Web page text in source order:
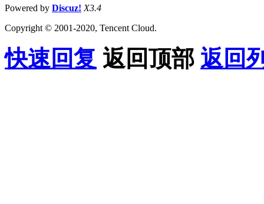
Powered by Discuz! X3.4
Copyright © 2001-2020, Tencent Cloud.
快速回复 返回顶部 返回